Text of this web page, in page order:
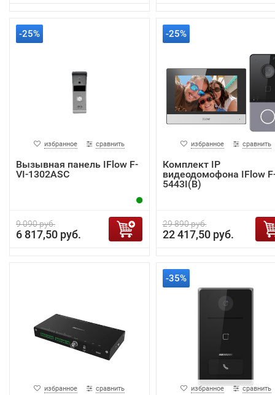
-25%
избранное сравнить
Вызывная панель IFlow F-
VI-1302ASC
9 090 руб.
6 817,50 руб.
-25%
избранное сравнить
Комплект IP
видеодомофона IFlow
5443I(B)
29 890 руб.
22 417,50 руб.
избранное сравнить
-35%
избранное сравнить